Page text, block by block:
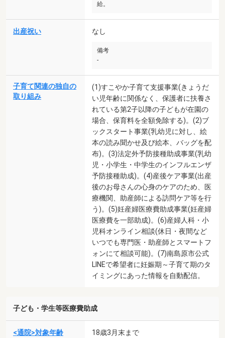
給。
出産祝い なし
備考
-
子育て関連の独自の
取り組み
(1)すこやか子育て支援事業(きょうだ
い児年齢に関係なく、保護者に扶養さ
れている第2子以降の子どもが在園の
場合、保育料を全額免除する)。(2)ブ
ックスタート事業(乳幼児に対し、絵
本の読み聞かせ及び絵本、バッグを配
布)。(3)法定外予防接種助成事業(乳幼
児・小学生・中学生のインフルエンザ
予防接種助成)。(4)産後ケア事業(出産
後のお母さんの心身のケアのため、医
療機関、助産師による訪問ケア等を行
う)。(5)妊産婦医療費助成事業(妊産婦
医療費を一部助成)。(6)産婦人科・小
児科オンライン相談(休日・夜間など
いつでも専門医・助産師とスマートフ
ォンにて相談可能)。(7)南島原市公式
LINEで希望者に妊娠期～子育て期のタ
イミングにあった情報を自動配信。
子ども・学生等医療費助成
<通院>対象年齢 18歳3月末まで